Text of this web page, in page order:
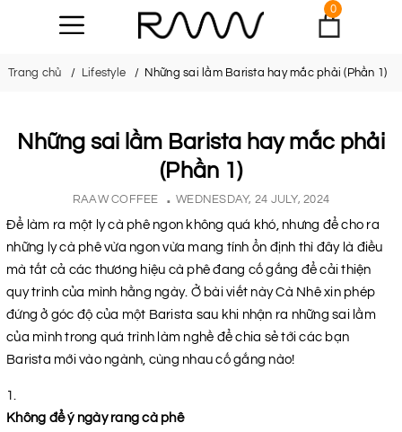
0
Trang chủ Lifestyle Những sai lầm Barista hay mắc phải (Phần 1)
Những sai lầm Barista hay mắc phải
(Phần 1)
RAAW COFFEE WEDNESDAY, 24 JULY, 2024
Để làm ra một ly cà phê ngon không quá khó, nhưng để cho ra
những ly cà phê vừa ngon vừa mang tính ổn định thì đây là điều
mà tất cả các thương hiệu cà phê đang cố gắng để cải thiện
quy trình của mình hằng ngày. Ở bài viết này Cà Nhê xin phép
đứng ở góc độ của một Barista sau khi nhận ra những sai lầm
của mình trong quá trình làm nghề để chia sẻ tới các bạn
Barista mới vào ngành, cùng nhau cố gắng nào!
Không để ý ngày rang cà phê